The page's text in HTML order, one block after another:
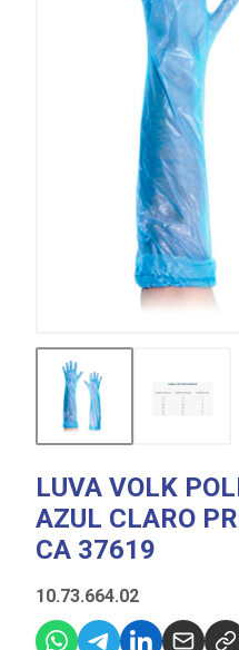
LUVA VOLK
AZUL CLARO
CA 37619
10.73.664.02